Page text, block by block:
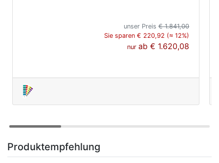
unser Preis€ 1.841,00
Sie sparen € 220,92 (≈ 12%)
nurab€ 1.620,08
Produktempfehlung